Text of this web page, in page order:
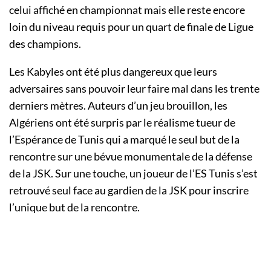
celui affiché en championnat mais elle reste encore
loin du niveau requis pour un quart de finale de Ligue
des champions.
Les Kabyles ont été plus dangereux que leurs
adversaires sans pouvoir leur faire mal dans les trente
derniers mètres. Auteurs d’un jeu brouillon, les
Algériens ont été surpris par le réalisme tueur de
l’Espérance de Tunis qui a marqué le seul but de la
rencontre sur une bévue monumentale de la défense
de la JSK. Sur une touche, un joueur de l’ES Tunis s’est
retrouvé seul face au gardien de la JSK pour inscrire
l’unique but de la rencontre.